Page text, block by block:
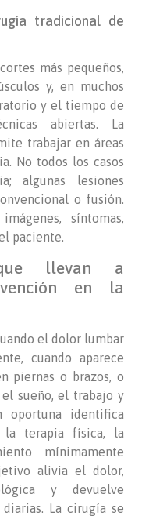
tradicional de
más pequeños,
y, en muchos
y el tiempo de
abiertas. La
trabajar en áreas
No todos los casos
algunas lesiones
o fusión.
síntomas,
paciente.
llevan a
en la
el dolor lumbar
cuando aparece
piernas o brazos, o
sueño, el trabajo y
oportuna identifica
la terapia física, la
mínimamente
alivia el dolor,
y devuelve
La cirugía se